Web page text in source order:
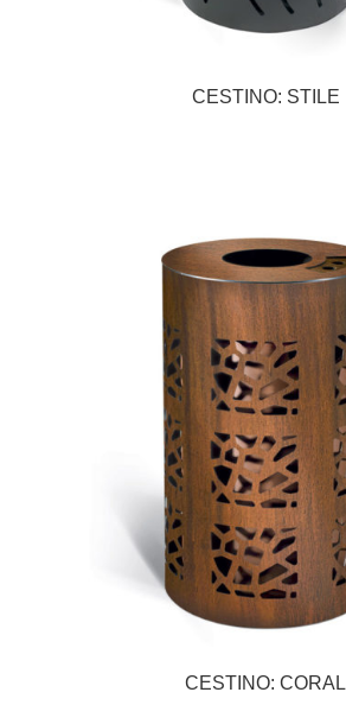
CESTINO: STILE
CESTINO: CORAL